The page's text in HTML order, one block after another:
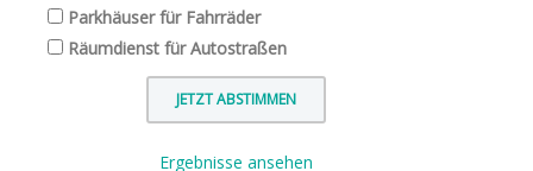
Parkhäuser für Fahrräder
Räumdienst für Autostraßen
Ergebnisse ansehen